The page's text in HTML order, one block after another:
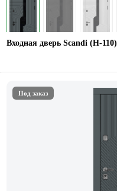
Входная дверь Scandi (Н-110)
Под заказ